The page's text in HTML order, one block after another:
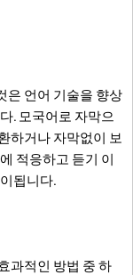
은 언어 기술을 향상
. 모국어로 자막으
하거나 자막없이 보
적응하고 듣기 이
됩니다.
과적인 방법 중 하